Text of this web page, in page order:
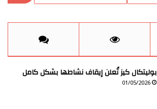
بوليتكال كيز تُعلن إيقاف نشاطها بشكل كامل
01/05/2026